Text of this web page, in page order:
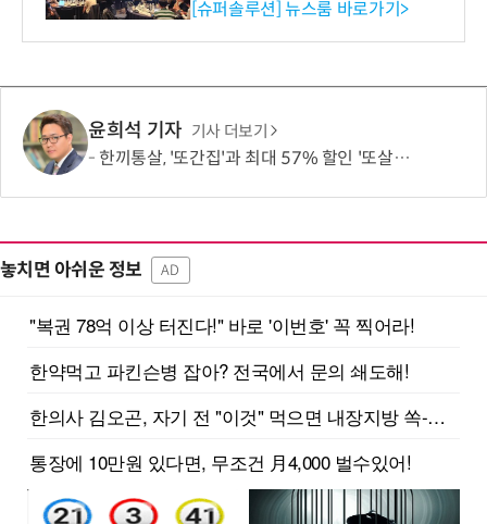
리 성료
[슈퍼솔루션] 뉴스룸 바로가기>
윤희석 기자 기사 더보기
한끼통살, '또간집'과 최대 57% 할인 '또살집' 프로모션
놓치면 아쉬운 정보 AD